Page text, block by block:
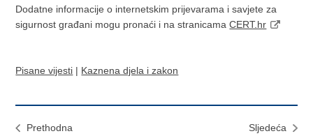
Dodatne informacije o internetskim prijevarama i savjete za
sigurnost građani mogu pronaći i na stranicamaCERT.hr
Pisane vijesti | Kaznena djela i zakon
Prethodna
Sljedeća